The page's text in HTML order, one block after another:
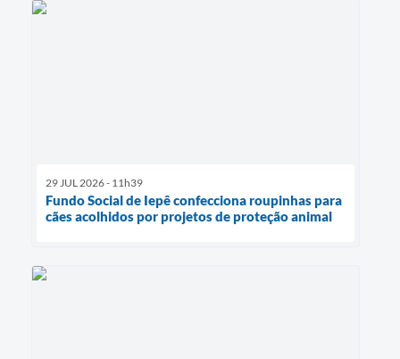
29 JUL 2026 - 11h39
Fundo Social de Iepê confecciona roupinhas para
cães acolhidos por projetos de proteção animal